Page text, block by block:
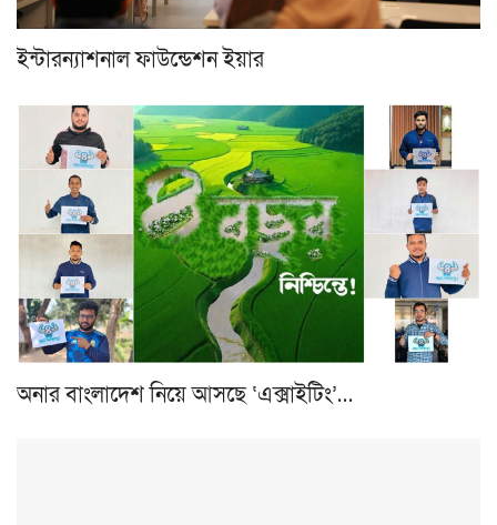
ইন্টারন্যাশনাল ফাউন্ডেশন ইয়ার
অনার বাংলাদেশ নিয়ে আসছে ‘এক্সাইটিং’…